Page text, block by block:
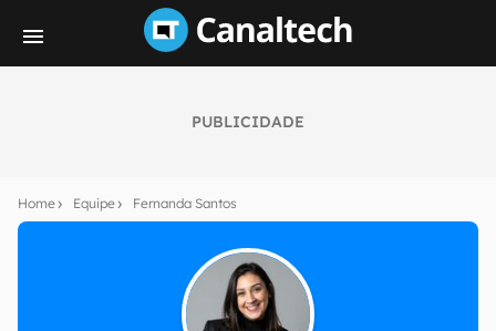
PUBLICIDADE
Home Equipe Fernanda Santos